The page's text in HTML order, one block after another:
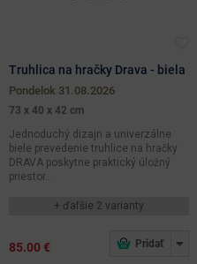
Truhlica na hračky Drava - biela
pondelok 31.08.2026
73 x 40 x 42 cm
Jednoduchý dizajn a univerzálne
biele prevedenie truhlice na hračky
DRAVA poskytne praktický úložný
priestor...
+ ďaľšie 2 varianty
85.00 €